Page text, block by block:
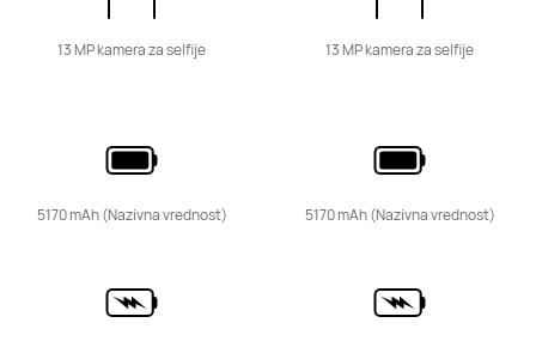
13 MP kamera za selfije
5170 mAh (Nazivna vrednost)
13 MP kamera za selfije
5170 mAh (Nazivna vrednost)